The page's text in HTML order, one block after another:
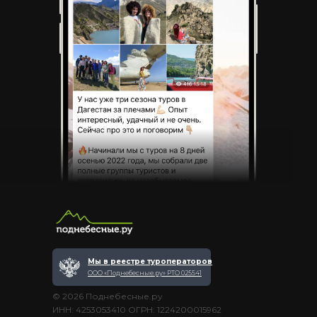
© 2026 Поднебесные.ру
Мы в реестре туроператоров
ООО «Поднебесные.ру» РТО 025541
ИНН: 4253053410 ОГРН: 1224200015962